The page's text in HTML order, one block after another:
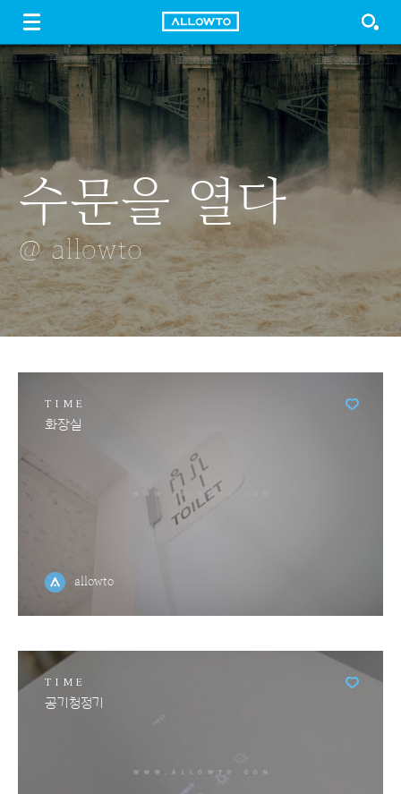
FREE DOWNLOAD GUIDE LOGIN SIGN UP
수문을 열다
@ allowto
알로카시아
@ allowto
재인폭포
@ allowto
물놀이
@ allowto
얼라우투
@ allowto
TIME
화장실
allowto
TIME
공기청정기